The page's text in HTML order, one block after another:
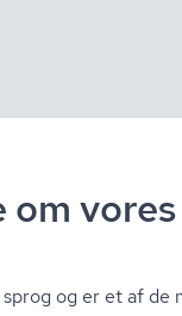
om
og er et af